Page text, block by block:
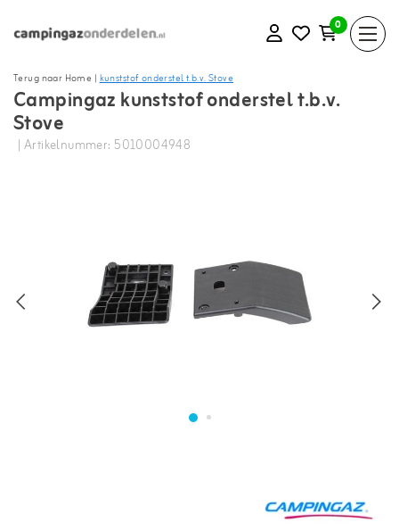
0
Terug naar Home |kunststof onderstel t.b.v. Stove
Campingaz kunststof onderstel t.b.v.
Stove
| Artikelnummer: 5010004948